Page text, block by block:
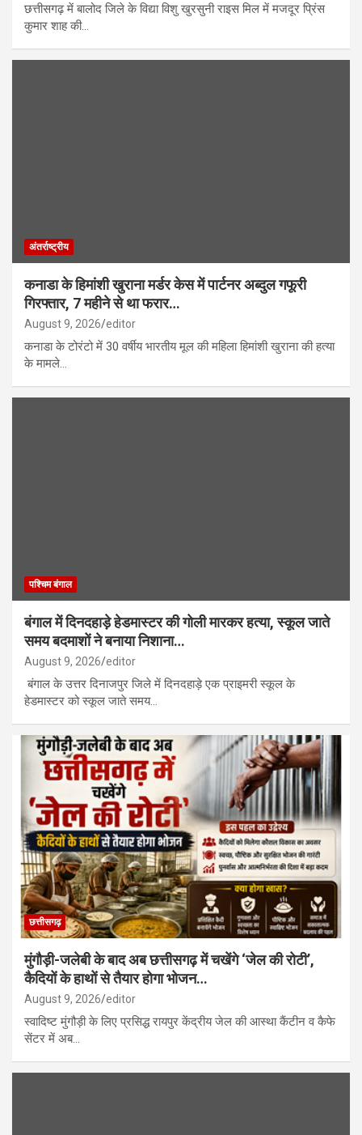
छत्तीसगढ़ में बालोद जिले के विद्या विशु खुरसुनी राइस मिल में मजदूर प्रिंस
कुमार शाह की…
अंतर्राष्ट्रीय
कनाडा के हिमांशी खुराना मर्डर केस में पार्टनर अब्दुल गफूरी
गिरफ्तार, 7 महीने से था फरार…
August 9, 2026 editor
कनाडा के टोरंटो में 30 वर्षीय भारतीय मूल की महिला हिमांशी खुराना की हत्या
के मामले…
पश्चिम बंगाल
बंगाल में दिनदहाड़े हेडमास्टर की गोली मारकर हत्या, स्कूल जाते
समय बदमाशों ने बनाया निशाना…
August 9, 2026 editor
बंगाल के उत्तर दिनाजपुर जिले में दिनदहाड़े एक प्राइमरी स्कूल के
हेडमास्टर को स्कूल जाते समय…
छत्तीसगढ़
मुंगौड़ी-जलेबी के बाद अब छत्तीसगढ़ में चखेंगे ‘जेल की रोटी’,
कैदियों के हाथों से तैयार होगा भोजन…
August 9, 2026 editor
स्वादिष्ट मुंगौड़ी के लिए प्रसिद्ध रायपुर केंद्रीय जेल की आस्था कैंटीन व कैफे
सेंटर में अब…